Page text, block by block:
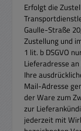
Erfolgt die
Gaulle-Straße
Zustellung und
1 lit. b DSGVO
Lieferadresse
Ihre
Mail-Adresse
der Ware zum
zur
jederzeit mit